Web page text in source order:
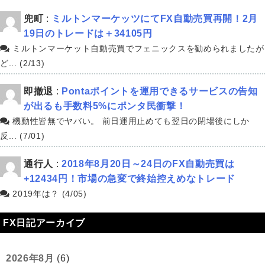
兜町 : ミルトンマーケッツにてFX自動売買再開！2月
19日のトレードは＋34105円
ミルトンマーケット自動売買でフェニックスを勧められましたが
ど... (2/13)
即撤退 : Pontaポイントを運用できるサービスの告知
が出るも手数料5%にポンタ民衝撃！
機動性皆無でヤバい。 前日運用止めても翌日の閉場後にしか
反... (7/01)
通行人 : 2018年8月20日～24日のFX自動売買は
+12434円！市場の急変で終始控えめなトレード
2019年は？ (4/05)
FX日記アーカイブ
2026年8月 (6)